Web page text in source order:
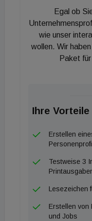
Wohnkomfort.
„Die Kandlgasse
lebendigsten
darauf, diesem
Ansprüchen gerecht
Kandlgasse 1 ist
Vertrauens in den
unseres
Dennis Meryn,
Group. Über das
beteiligten Parteien
Egal ob
wie unser
wollen. Wir
Paket
Ihre Vorteile
Erstellen
Testweise 3
Lesezeichen
Erstellen von
und Jobs